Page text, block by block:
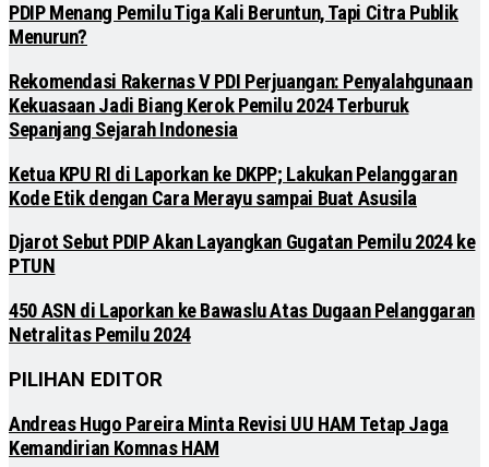
PDIP Menang Pemilu Tiga Kali Beruntun, Tapi Citra Publik
Menurun?
Rekomendasi Rakernas V PDI Perjuangan: Penyalahgunaan
Kekuasaan Jadi Biang Kerok Pemilu 2024 Terburuk
Sepanjang Sejarah Indonesia
Ketua KPU RI di Laporkan ke DKPP; Lakukan Pelanggaran
Kode Etik dengan Cara Merayu sampai Buat Asusila
Djarot Sebut PDIP Akan Layangkan Gugatan Pemilu 2024 ke
PTUN
450 ASN di Laporkan ke Bawaslu Atas Dugaan Pelanggaran
Netralitas Pemilu 2024
PILIHAN EDITOR
Andreas Hugo Pareira Minta Revisi UU HAM Tetap Jaga
Kemandirian Komnas HAM